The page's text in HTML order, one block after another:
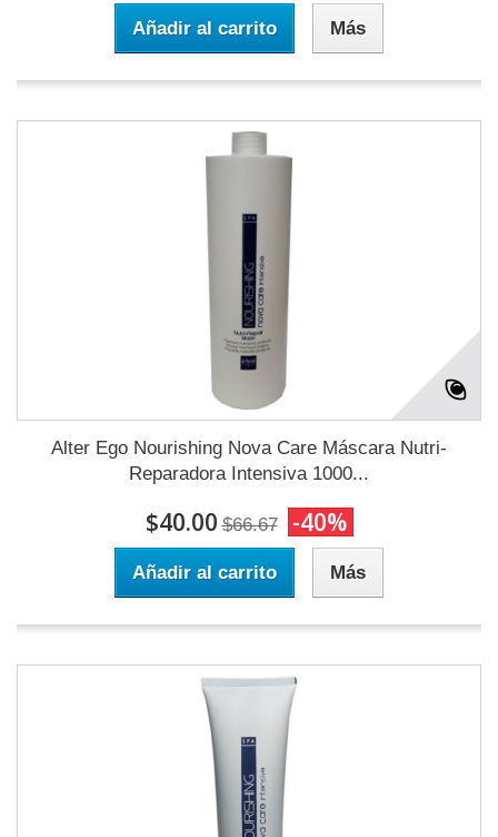
Añadir al carrito Más
Alter Ego Nourishing Nova Care Máscara Nutri-
Reparadora Intensiva 1000...
$40.00 $66.67 -40%
Añadir al carrito Más